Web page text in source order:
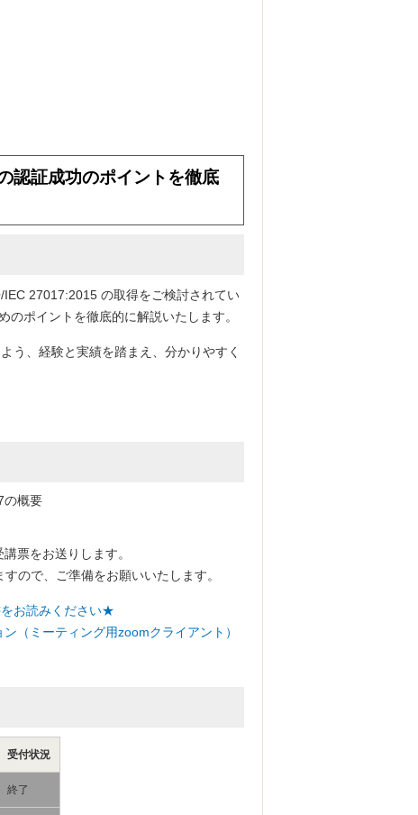
認証成功のポイントを徹底
27017:2015 の取得をご検討されてい
ポイントを徹底的に解説いたします。
う、経験と実績を踏まえ、分かりやすく
の概要
票をお送りします。
ので、ご準備をお願いいたします。
お読みください★
（ミーティング用zoomクライアント）
受付状況
終了